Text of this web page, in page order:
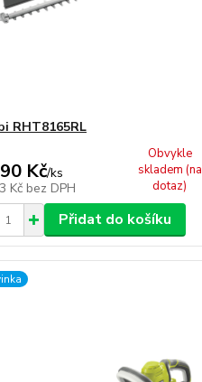
RHT8165RL
Kč/ks
Kč bez DPH
Obvykle
skladem (na
dotaz)
Přidat do košíku